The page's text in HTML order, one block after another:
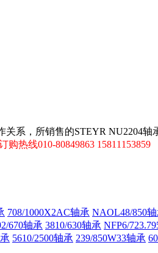
关系，所销售的STEYR NU2204
购热线010-80849863 15811153859
708/1000X2AC轴承 NAOL48/850
670轴承 3810/630轴承 NFP6/
5610/2500轴承 239/850W33轴承